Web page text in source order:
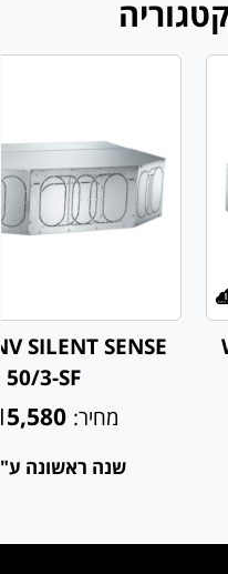
SILENT SENSE
50/3-SF
מחיר:
שנה ראשונה